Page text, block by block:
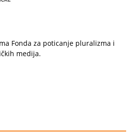
Fonda za poticanje pluralizma i
medija.